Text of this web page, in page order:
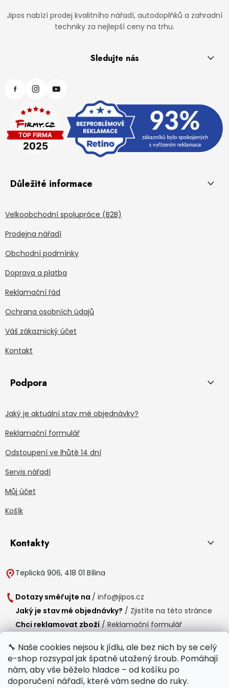
🔧 Naše cookies nejsou k jídlu, ale bez nich by se celý
e-shop rozsypal jak špatně utažený šroub. Pomáhají
nám, aby vše běželo hladce – od košíku po
doporučení nářadí, které vám sedne do ruky.
Jipos nabízí prodej kvalitního nářadí, autodoplňků a zahradní
techniky za nejlepší ceny na trhu.
Sledujte nás
Důležité informace
Velkoobchodní spolupráce (B2B)
Prodejna nářadí
Obchodní podmínky
Doprava a platba
Reklamační řád
Ochrana osobních údajů
Váš zákaznický účet
Kontakt
Podpora
Jaký je aktuální stav mé objednávky?
Reklamační formulář
Odstoupení ve lhůtě 14 dní
Servis nářadí
Můj účet
Košík
Kontakty
Teplická 906, 418 01 Bílina
Dotazy směřujte na / info@jipos.cz
Jaký je stav mé objednávky? / Zjistíte na této stránce
Chci reklamovat zboží / Reklamační formulář
Provozní doba
Po-Čt / 8:00 - 15:00